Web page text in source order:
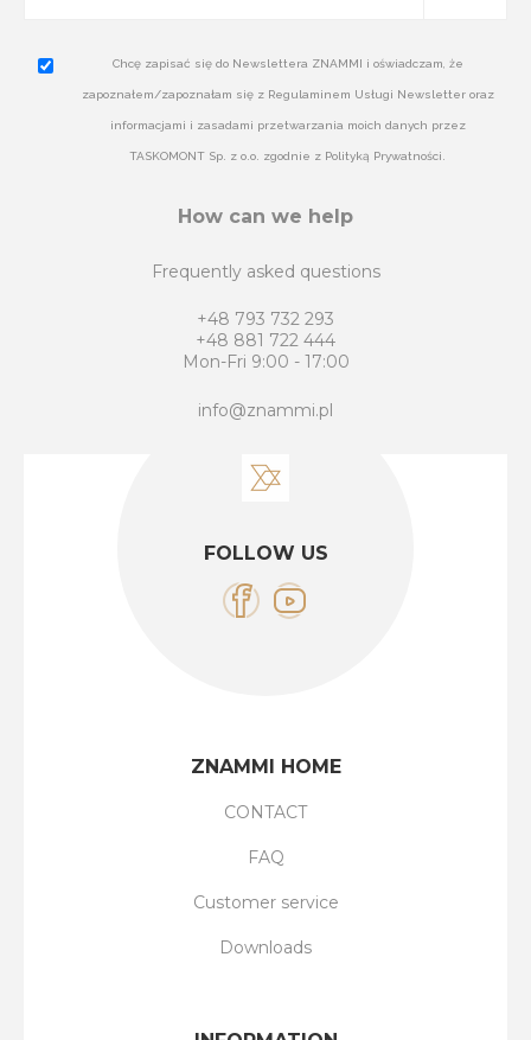
Chcę zapisać się do Newslettera ZNAMMI i oświadczam, że
zapoznałem/zapoznałam się z Regulaminem Usługi Newsletter oraz
informacjami i zasadami przetwarzania moich danych przez
TASKOMONT Sp. z o.o. zgodnie z Polityką Prywatności.
How can we help
Frequently asked questions
+48 793 732 293
+48 881 722 444
Mon-Fri 9:00 - 17:00
info@znammi.pl
FOLLOW US
ZNAMMI HOME
CONTACT
FAQ
Customer service
Downloads